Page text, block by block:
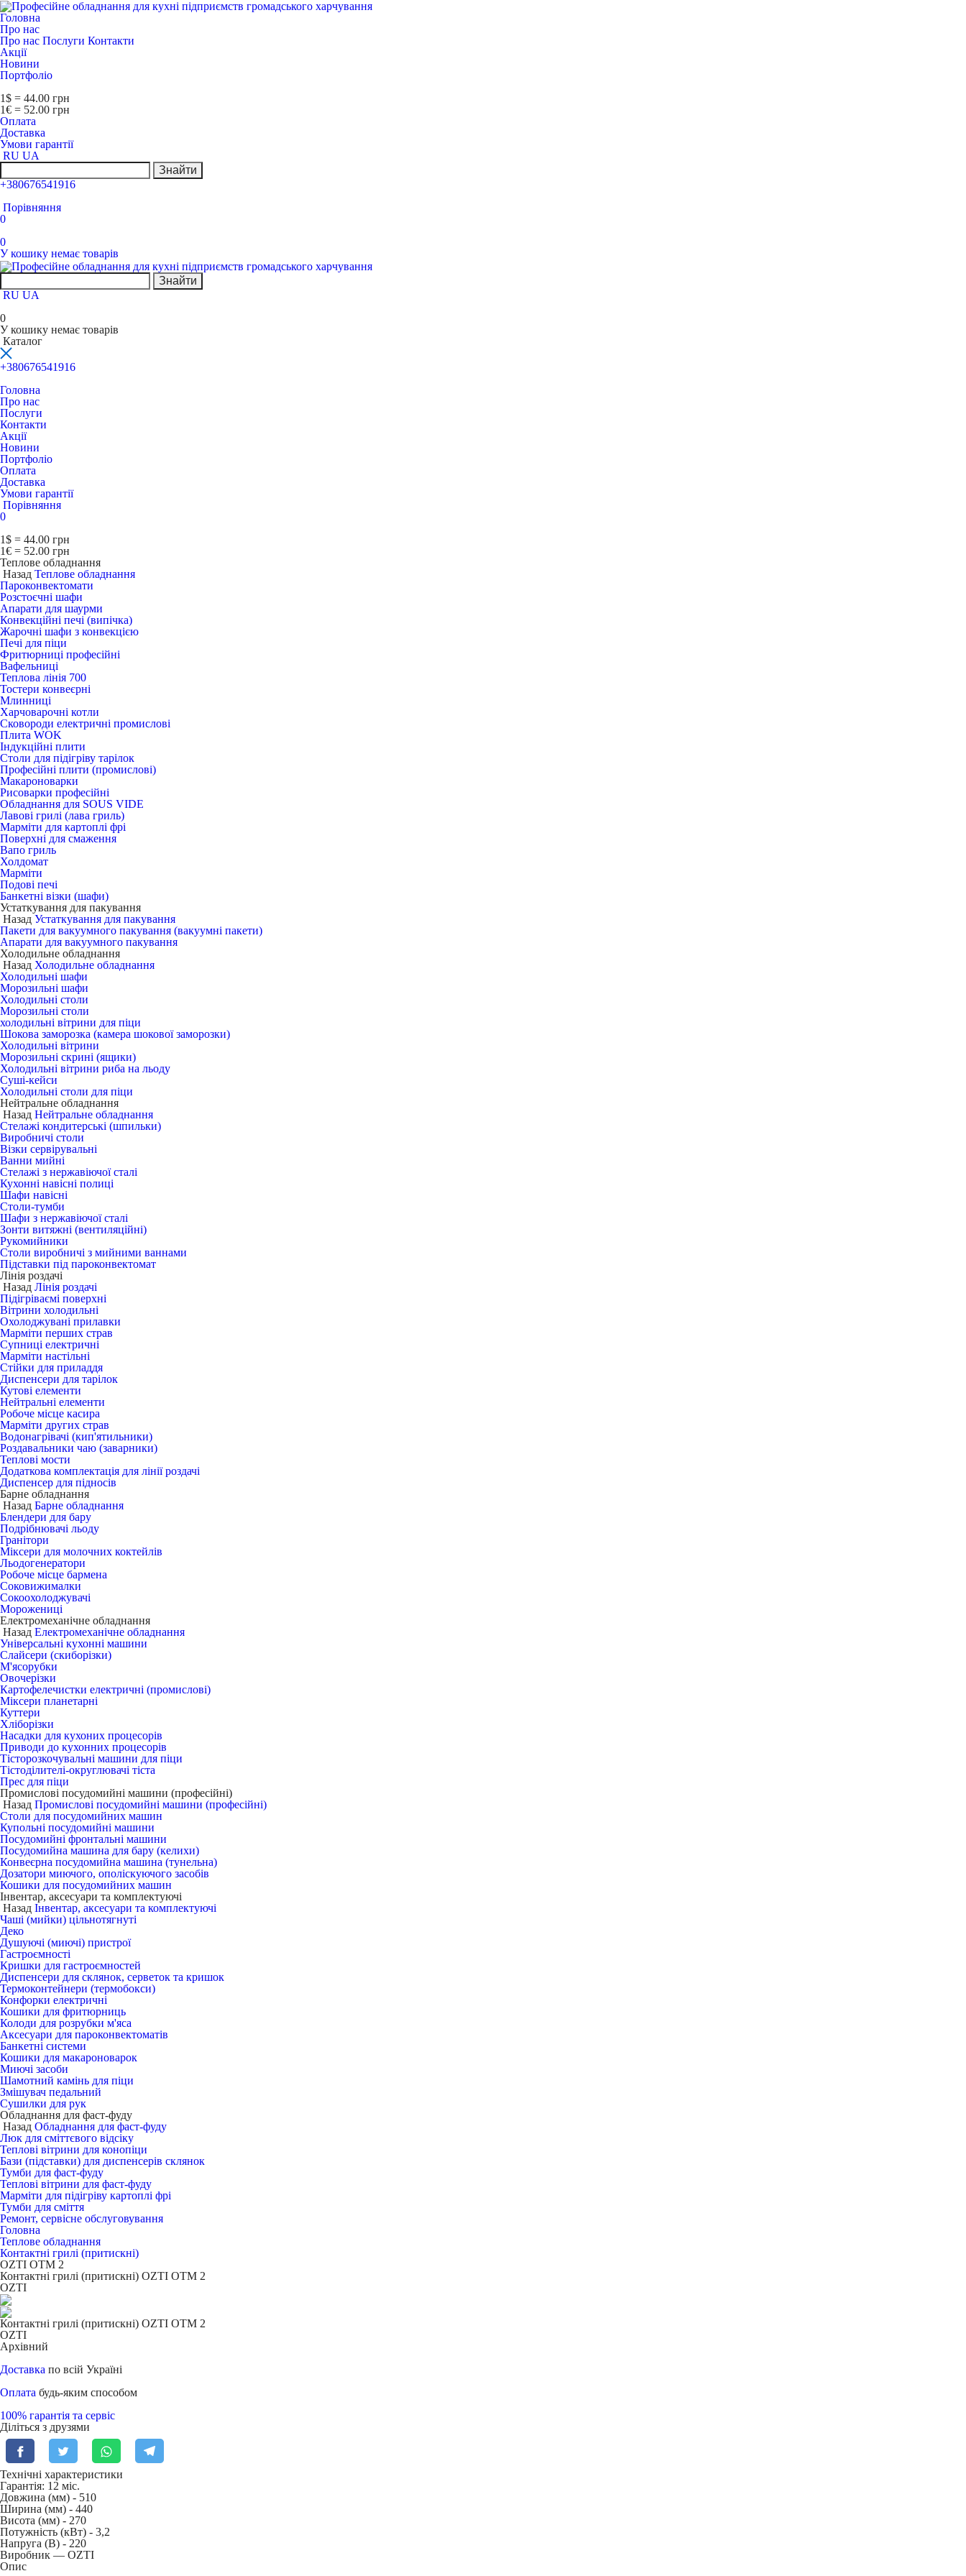
Головна
Про нас
Про нас Послуги Контакти
Акції
Новини
Портфоліо
1$ = 44.00 грн
1€ = 52.00 грн
Оплата
Доставка
Умови гарантії
RU UA
Знайти
+380676541916
Порівняння
0
0
У кошику немає товарів
Знайти
RU UA
0
У кошику немає товарів
Каталог
+380676541916
Головна
Про нас
Послуги
Контакти
Акції
Новини
Портфоліо
Оплата
Доставка
Умови гарантії
Порівняння
0
1$ = 44.00 грн
1€ = 52.00 грн
Теплове обладнання
Назад Теплове обладнання
Пароконвектомати
Розстоєчні шафи
Апарати для шаурми
Конвекційні печі (випічка)
Жарочні шафи з конвекцією
Печі для піци
Фритюрниці професійні
Вафельниці
Теплова лінія 700
Тостери конвеєрні
Млинниці
Харчоварочні котли
Сковороди електричні промислові
Плита WOK
Індукційні плити
Столи для підігріву тарілок
Професійні плити (промислові)
Макароноварки
Рисоварки професійні
Обладнання для SOUS VIDE
Лавові грилі (лава гриль)
Марміти для картоплі фрі
Поверхні для смаження
Вапо гриль
Холдомат
Марміти
Подові печі
Банкетні візки (шафи)
Устаткування для пакування
Назад Устаткування для пакування
Пакети для вакуумного пакування (вакуумні пакети)
Апарати для вакуумного пакування
Холодильне обладнання
Назад Холодильне обладнання
Холодильні шафи
Морозильні шафи
Холодильні столи
Морозильні столи
холодильні вітрини для піци
Шокова заморозка (камера шокової заморозки)
Холодильні вітрини
Морозильні скрині (ящики)
Холодильні вітрини риба на льоду
Суші-кейси
Холодильні столи для піци
Нейтральне обладнання
Назад Нейтральне обладнання
Стелажі кондитерські (шпильки)
Виробничі столи
Візки сервірувальні
Ванни мийні
Стелажі з нержавіючої сталі
Кухонні навісні полиці
Шафи навісні
Столи-тумби
Шафи з нержавіючої сталі
Зонти витяжні (вентиляційні)
Рукомийники
Столи виробничі з мийними ваннами
Підставки під пароконвектомат
Лінія роздачі
Назад Лінія роздачі
Підігріваємі поверхні
Вітрини холодильні
Охолоджувані прилавки
Марміти перших страв
Супниці електричні
Марміти настільні
Стійки для приладдя
Диспенсери для тарілок
Кутові елементи
Нейтральні елементи
Робоче місце касира
Марміти других страв
Водонагрівачі (кип'ятильники)
Роздавальники чаю (заварники)
Теплові мости
Додаткова комплектація для лінії роздачі
Диспенсер для підносів
Барне обладнання
Назад Барне обладнання
Блендери для бару
Подрібнювачі льоду
Гранітори
Міксери для молочних коктейлів
Льодогенератори
Робоче місце бармена
Соковижималки
Сокоохолоджувачі
Морожениці
Електромеханічне обладнання
Назад Електромеханічне обладнання
Універсальні кухонні машини
Слайсери (скиборізки)
М'ясорубки
Овочерізки
Картофелечистки електричні (промислові)
Міксери планетарні
Куттери
Хліборізки
Насадки для кухоних процесорів
Приводи до кухонних процесорів
Тісторозкочувальні машини для піци
Тістоділителі-округлювачі тіста
Прес для піци
Промислові посудомийні машини (професійні)
Назад Промислові посудомийні машини (професійні)
Столи для посудомийних машин
Купольні посудомийні машини
Посудомийні фронтальні машини
Посудомийна машина для бару (келихи)
Конвеєрна посудомийна машина (тунельна)
Дозатори миючого, ополіскуючого засобів
Кошики для посудомийних машин
Інвентар, аксесуари та комплектуючі
Назад Інвентар, аксесуари та комплектуючі
Чаші (мийки) цільнотягнуті
Деко
Душуючі (миючі) пристрої
Гастроємності
Кришки для гастроємностей
Диспенсери для склянок, серветок та кришок
Термоконтейнери (термобокси)
Конфорки електричні
Кошики для фритюрниць
Колоди для розрубки м'яса
Аксесуари для пароконвектоматів
Банкетні системи
Кошики для макароноварок
Миючі засоби
Шамотний камінь для піци
Змішувач педальний
Сушилки для рук
Обладнання для фаст-фуду
Назад Обладнання для фаст-фуду
Люк для сміттєвого відсіку
Теплові вітрини для конопіци
Бази (підставки) для диспенсерів склянок
Тумби для фаст-фуду
Теплові вітрини для фаст-фуду
Марміти для підігріву картоплі фрі
Тумби для сміття
Ремонт, сервісне обслуговування
Головна
Теплове обладнання
Контактні грилі (притискні)
OZTI OTM 2
Контактні грилі (притискні) OZTI OTM 2
OZTI
Контактні грилі (притискні) OZTI OTM 2
OZTI
Архівний
Доставка по всій Україні
Оплата будь-яким способом
100% гарантія та сервіс
Діліться з друзями
Технічні характеристики
Гарантія: 12 міс.
Довжина (мм) - 510
Ширина (мм) - 440
Висота (мм) - 270
Потужність (кВт) - 3,2
Напруга (В) - 220
Виробник — OZTI
Опис